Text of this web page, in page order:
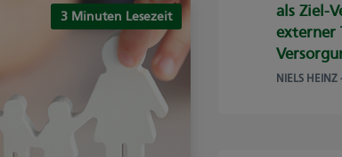
3 Minuten Lesezeit
als Ziel-
externer
NIELS HEINZ